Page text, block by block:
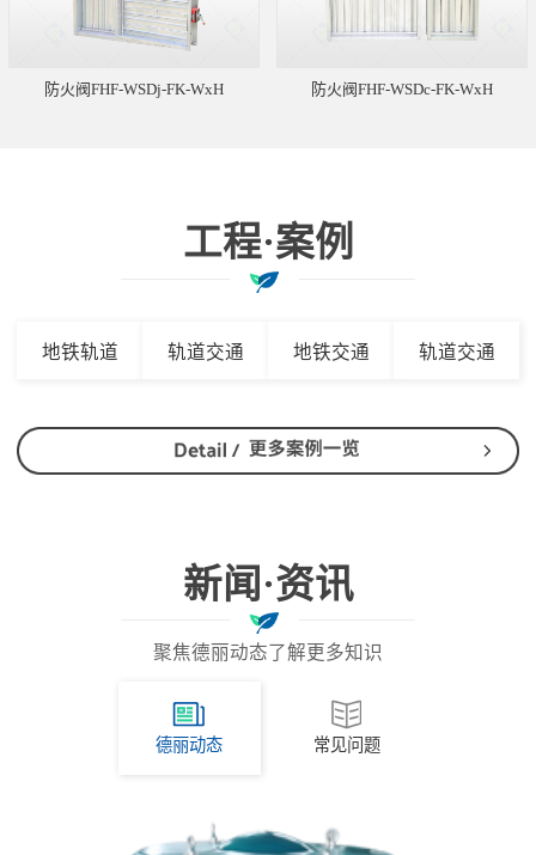
防火阀FHF-WSDj-FK-WxH 防火阀FHF-WSDc-FK-WxH
工程·案例
地铁轨道 轨道交通 地铁交通 轨道交通
新闻·资讯
聚焦德丽动态了解更多知识
德丽动态 常见问题